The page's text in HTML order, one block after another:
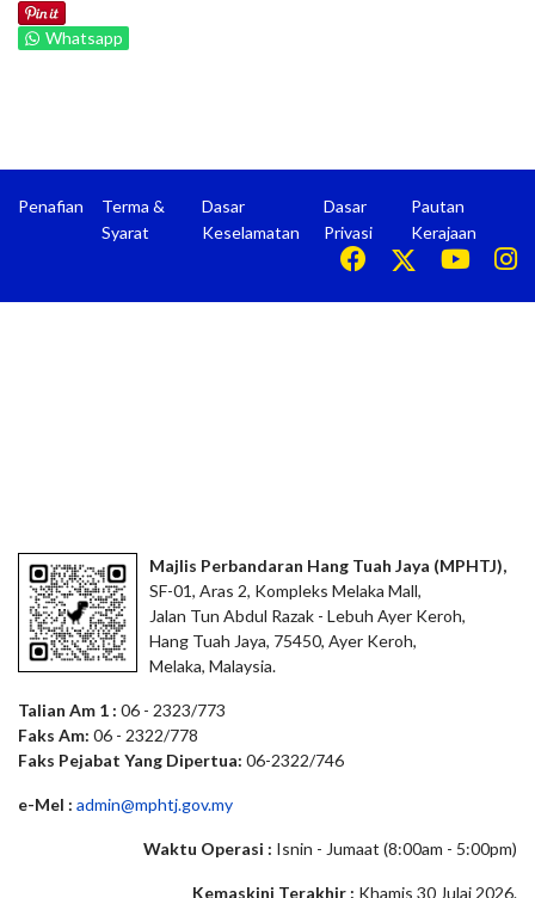
Whatsapp
Penafian
Terma &
Syarat
Dasar
Keselamatan
Dasar
Privasi
Pautan
Kerajaan
Majlis Perbandaran Hang Tuah Jaya (MPHTJ),
SF-01, Aras 2, Kompleks Melaka Mall,
Jalan Tun Abdul Razak - Lebuh Ayer Keroh,
Hang Tuah Jaya, 75450, Ayer Keroh,
Melaka, Malaysia.
Talian Am 1 : 06 - 2323/773
Faks Am: 06 - 2322/778
Faks Pejabat Yang Dipertua: 06-2322/746
e-Mel : admin@mphtj.gov.my
Waktu Operasi : Isnin - Jumaat (8:00am - 5:00pm)
Kemaskini Terakhir : Khamis 30 Julai 2026.